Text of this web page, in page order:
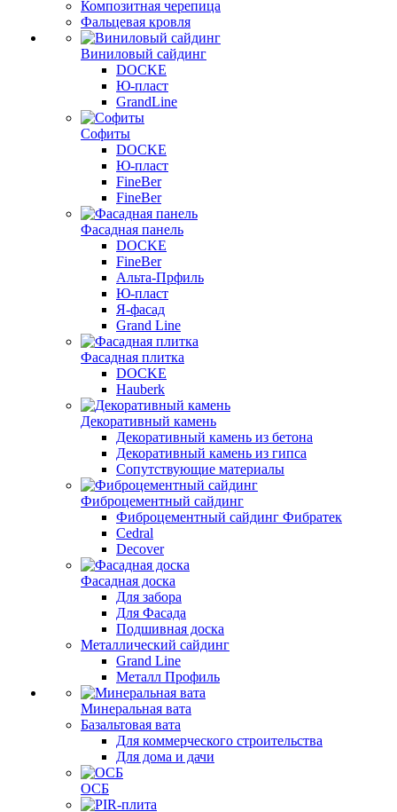
Композитная черепица
Фальцевая кровля
Виниловый сайдинг
DOCKE
Ю-пласт
GrandLine
Софиты
DOCKE
Ю-пласт
FineBer
FineBer
Фасадная панель
DOCKE
FineBer
Альта-Прфиль
Ю-пласт
Я-фасад
Grand Line
Фасадная плитка
DOCKE
Hauberk
Декоративный камень
Декоративный камень из бетона
Декоративный камень из гипса
Сопутствующие материалы
Фиброцементный сайдинг
Фиброцементный сайдинг Фибратек
Cedral
Decover
Фасадная доска
Для забора
Для Фасада
Подшивная доска
Металлический сайдинг
Grand Line
Металл Профиль
Минеральная вата
Базальтовая вата
Для коммерческого строительства
Для дома и дачи
ОСБ